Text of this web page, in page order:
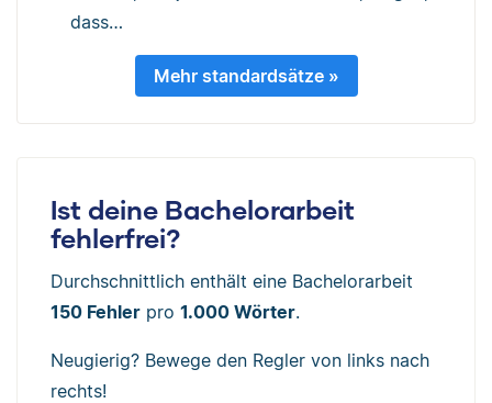
dass…
Mehr standardsätze »
Ist deine Bachelorarbeit
fehlerfrei?
Durchschnittlich enthält eine Bachelorarbeit
150 Fehler pro 1.000 Wörter.
Neugierig? Bewege den Regler von links nach
rechts!